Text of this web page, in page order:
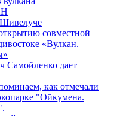
Шивелуче
совместной
«Вулкан.
Самойленко дает
как отмечали
"Ойкумена.